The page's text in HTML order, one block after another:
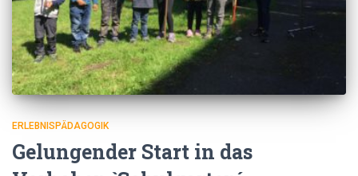
ERLEBNISPÄDAGOGIK
Gelungender Start in das